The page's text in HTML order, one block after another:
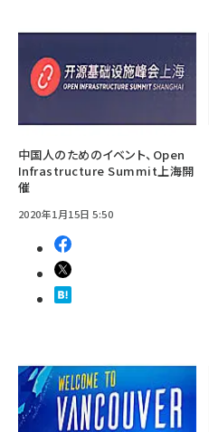
中国人のためのイベント、Open
Infrastructure Summit上海開
催
2020年1月15日 5:50